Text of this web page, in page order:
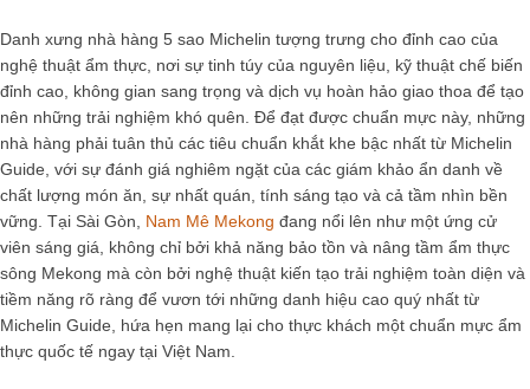
Danh xưng nhà hàng 5 sao Michelin tượng trưng cho đỉnh cao của
nghệ thuật ẩm thực, nơi sự tinh túy của nguyên liệu, kỹ thuật chế biến
đỉnh cao, không gian sang trọng và dịch vụ hoàn hảo giao thoa để tạo
nên những trải nghiệm khó quên. Để đạt được chuẩn mực này, những
nhà hàng phải tuân thủ các tiêu chuẩn khắt khe bậc nhất từ Michelin
Guide, với sự đánh giá nghiêm ngặt của các giám khảo ẩn danh về
chất lượng món ăn, sự nhất quán, tính sáng tạo và cả tầm nhìn bền
vững. Tại Sài Gòn, Nam Mê Mekong đang nổi lên như một ứng cử
viên sáng giá, không chỉ bởi khả năng bảo tồn và nâng tầm ẩm thực
sông Mekong mà còn bởi nghệ thuật kiến tạo trải nghiệm toàn diện và
tiềm năng rõ ràng để vươn tới những danh hiệu cao quý nhất từ
Michelin Guide, hứa hẹn mang lại cho thực khách một chuẩn mực ẩm
thực quốc tế ngay tại Việt Nam.